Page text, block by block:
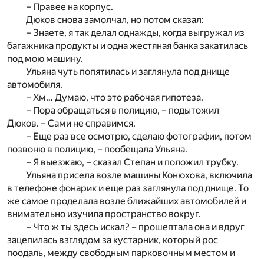
– Правее на корпус.
Дюков снова замолчал, но потом сказал:
– Знаете, я так делал однажды, когда выгружал из
багажника продукты и одна жестяная банка закатилась
под мою машину.
Ульяна чуть попятилась и заглянула под днище
автомобиля.
– Хм… Думаю, что это рабочая гипотеза.
– Пора обращаться в полицию, – подытожил
Дюков. – Сами не справимся.
– Еще раз все осмотрю, сделаю фотографии, потом
позвоню в полицию, – пообещала Ульяна.
– Я выезжаю, – сказал Степан и положил трубку.
Ульяна присела возле машины Конюхова, включила
в телефоне фонарик и еще раз заглянула под днище. То
же самое проделала возле ближайших автомобилей и
внимательно изучила пространство вокруг.
– Что ж ты здесь искал? – прошептала она и вдруг
зацепилась взглядом за кустарник, который рос
поодаль, между свободным парковочным местом и